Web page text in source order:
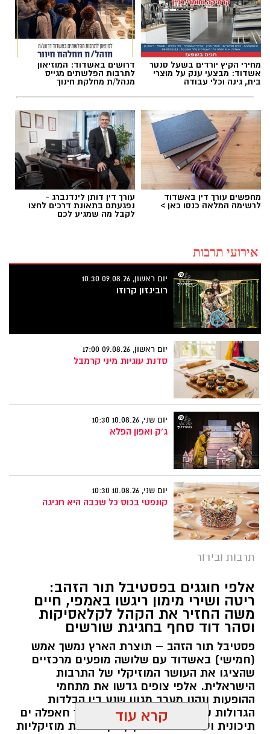
מחירי הקיץ יורדים בשעל סנטר
אשדוד: מבצעי ענק על מוצרי
בית, גינה וכלי עבודה
דרושים באשדוד: המוזיאון
לתרבות הפלשתים מגייס
מנהל/ת מחלקת חינוך
מחפשים עורך דין באשדוד
לרשימה המלאה כנסו כאן >
עורך דין דותן לינדנברג -
נפגעתם בתאונת דרכים לחצו
לקבל מה שמגיע לכם
אירועי תרבות
יום ראשון, 09.08.26 10:30
רובינזון קרוזו
יום ראשון, 09.08.26 17:00
סדנת עוגיות מיני קרמבל
יום שני, 10.08.26 10:30
ג'ק ואפון הפלא
יום שני, 10.08.26 10:30
קונפטי בכוס כל שכבה היא חגיגה
תרבות ובידור
אלפי חוגגים בפסטיבל תור הזהב:
ריטה ושירי מימון ריגשו באמפי, חיים
משה החזיר את הקהל לקלאסיקות
וסהר דוד סחף בחגיגת שורשים
פסטיבל תור הזהב – תוצרת הארץ נמשך אמש
(חמישי) באשדוד עם שלושה מופעים מרכזיים
שהציגו את העושר המוזיקלי של התרבות
הישראלית. אלפי צופים גדשו את מתחמי
ההופעות ונהנו מערב מגוון שנע בין הבלדות
הגדולות של המוזיקה הישראלית, דרך חאפלה ים
תיכונית ועד למפגש מסקרן בין מסורות מוזיקליות
קרא עוד